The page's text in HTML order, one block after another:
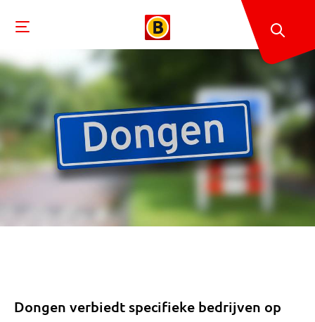
Dongen verbiedt specifieke bedrijven op